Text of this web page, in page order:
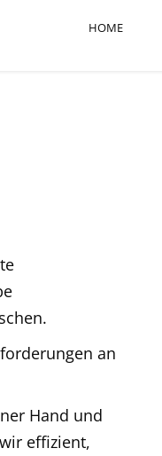
HOME
an
Hand und
effizient,